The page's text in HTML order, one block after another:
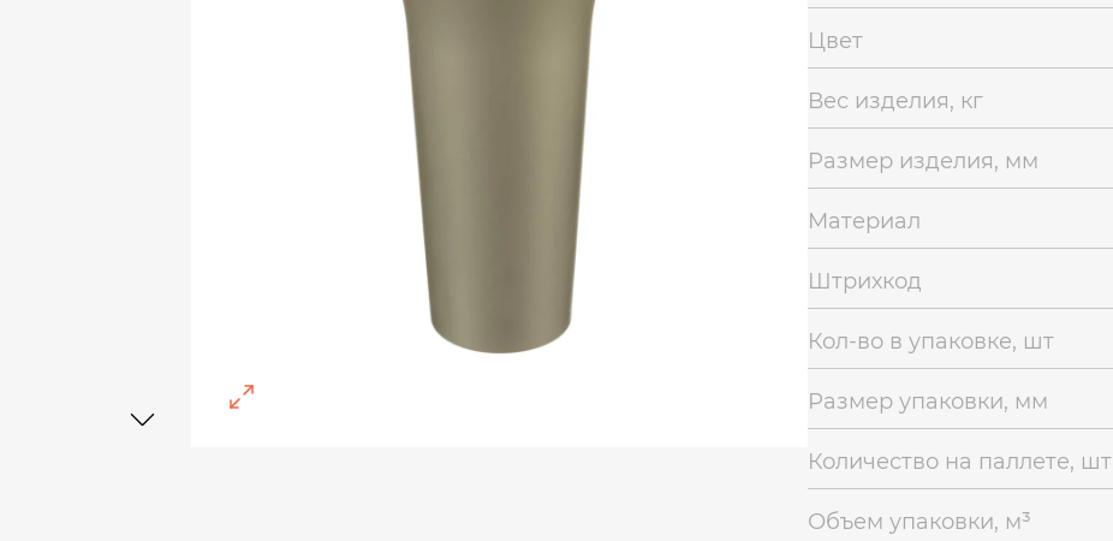
Цвет
Вес изделия, кг
Размер изделия, мм
Материал
Штрихкод
Кол-во в упаковке, шт
Размер упаковки, мм
Количество на паллете, шт
Объем упаковки, м³